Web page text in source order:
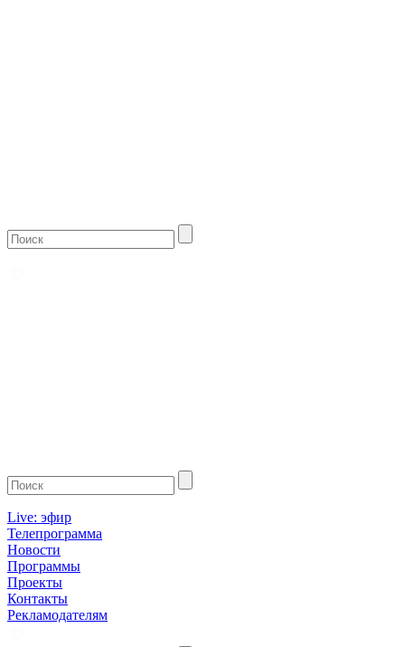
Live: эфир
Телепрограмма
Новости
Программы
Проекты
Контакты
Рекламодателям